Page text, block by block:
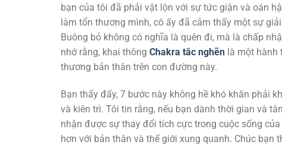
bạn của tôi đã phải vật lộn với sự tức giận và oán
làm tổn thương mình, cô ấy đã cảm thấy một sự
Buông bỏ không có nghĩa là quên đi, mà là chấp
nhớ rằng, khai thông Chakra tắc nghẽn là một
thương bản thân trên con đường này.
Bạn thấy đấy, 7 bước này không hề khó khăn phải
và kiên trì. Tôi tin rằng, nếu bạn dành thời gian và
nhận được sự thay đổi tích cực trong cuộc sống
hơn với bản thân và thế giới xung quanh. Chúc